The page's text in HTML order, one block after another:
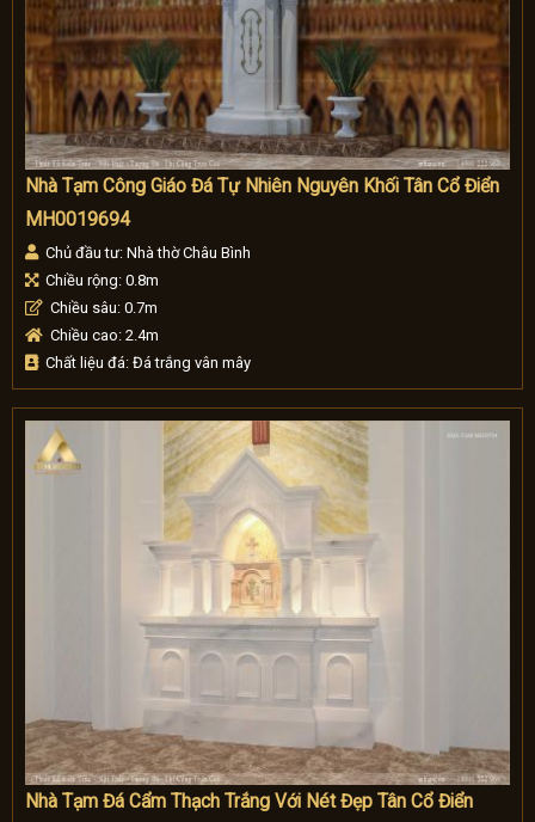
Nhà Tạm Công Giáo Đá Tự Nhiên Nguyên Khối Tân Cổ Điển
MH0019694
Chủ đầu tư: Nhà thờ Châu Bình
Chiều rộng: 0.8m
Chiều sâu: 0.7m
Chiều cao: 2.4m
Chất liệu đá: Đá trắng vân mây
Nhà Tạm Đá Cẩm Thạch Trắng Với Nét Đẹp Tân Cổ Điển